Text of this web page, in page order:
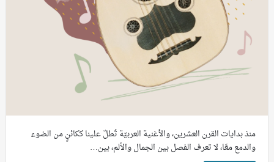
منذ بدايات القرن العشرين، والأغنية العربيّة تُطلّ علينا ككائنٍ من الضوء
والدمع معًا، لا تعرف الفصل بين الجمال والألم، بين…